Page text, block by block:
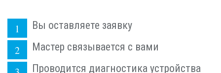
Вы оставляете заявку
Мастер связывается с вами
Проводится диагностика устройства